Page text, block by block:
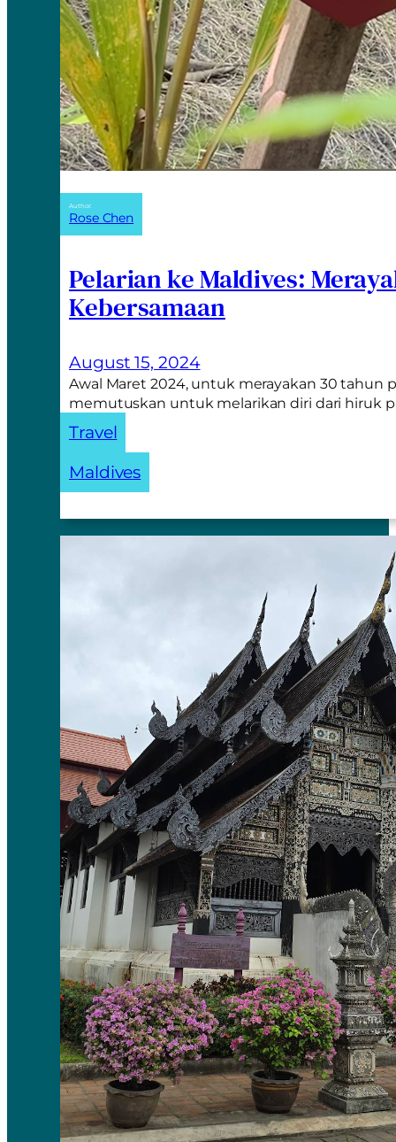
Author:
Rose Chen
Pelarian ke Maldives:
Kebersamaan
August 15, 2024
Awal Maret 2024, untuk merayakan 30 tahun
memutuskan untuk melarikan diri dari hiruk
Travel
Maldives